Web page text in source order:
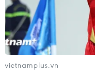
vietnamplus.vn